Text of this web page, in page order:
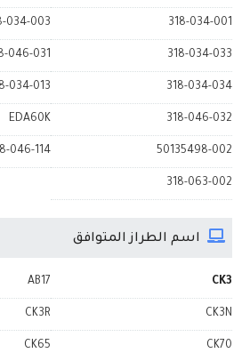
318-034-001
034-003
318-034-033
046-031
318-034-034
034-013
318-046-032
EDA60K
50135498-002
046-114
318-063-002
اسم الطراز المتوافق
CK3
AB17
CK3N
CK3R
CK70
CK65